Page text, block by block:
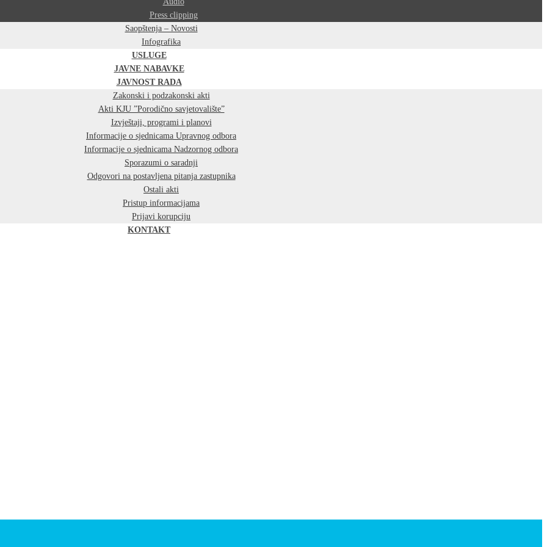
Press clipping
Saopštenja – Novosti
Infografika
USLUGE
JAVNE NABAVKE
JAVNOST RADA
Zakonski i podzakonski akti
Akti KJU ”Porodično savjetovalište”
Izvještaji, programi i planovi
Informacije o sjednicama Upravnog odbora
Informacije o sjednicama Nadzornog odbora
Sporazumi o saradnji
Odgovori na postavljena pitanja zastupnika
Ostali akti
Pristup informacijama
Prijavi korupciju
KONTAKT